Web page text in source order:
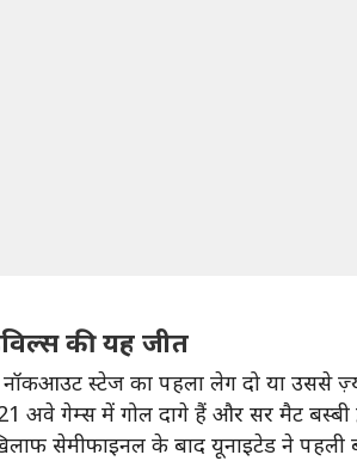
की यह जीत
स्टेज का पहला लेग दो या उससे
अवे गेम्स में गोल दागे हैं और सर मैट बस्बी
सेमीफाइनल के बाद यूनाइटेड ने पहली